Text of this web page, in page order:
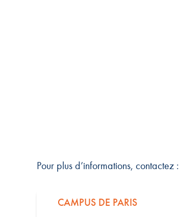
Pour plus d’informations, contactez :
CAMPUS DE PARIS